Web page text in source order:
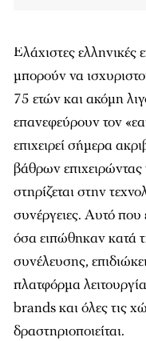
Ελάχιστες ελληνικές
μπορούν να
75 ετών και ακόμη
επανεφεύρουν τον
επιχειρεί σήμερα
βάθρων
στηρίζεται στην
συνέργειες. Αυτό που
όσα ειπώθηκαν κατά
συνέλευσης,
πλατφόρμα
brands και όλες τις
δραστηριοποιείται.